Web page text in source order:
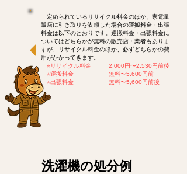
定められているリサイクル料金のほか、家電量
販店に引き取りを依頼した場合の運搬料金・出張
料金は以下のとおりです。運搬料金・出張料金に
ついてはどちらかが無料の販売店・業者もありま
すが、リサイクル料金のほか、必ずどちらかの費
用がかかってきます。
⭐︎リサイクル料金 2,000円〜2,530円前後
⭐︎運搬料金 無料〜5,600円前
⭐︎出張料金 無料〜5,600円前後
​洗濯機の処分例